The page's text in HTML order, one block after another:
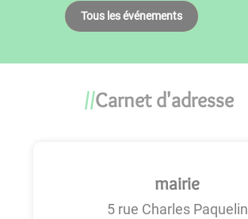
Tous les événements
Carnet d'adresse
mairie
5 rue Charles Paquelin